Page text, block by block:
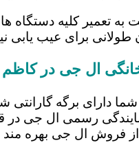
به تعمیر کلیه
برای عیب یابی
ال جی در کاظم
دارای برگه گارانتی
رسمی ال جی در
از فروش ال جی بهره مند